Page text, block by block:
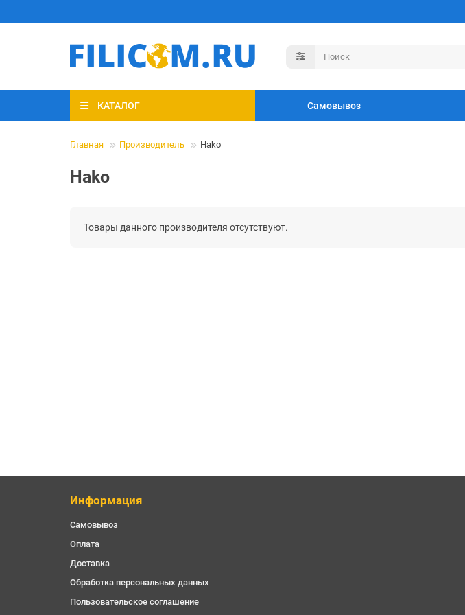
КАТАЛОГ Самовывоз
Главная Производитель Hako
Hako
Товары данного производителя отсутствуют.
Информация
Самовывоз
Оплата
Доставка
Обработка персональных данных
Пользовательское соглашение